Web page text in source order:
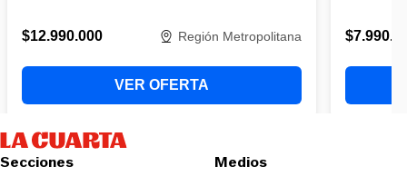
Secciones
Medios